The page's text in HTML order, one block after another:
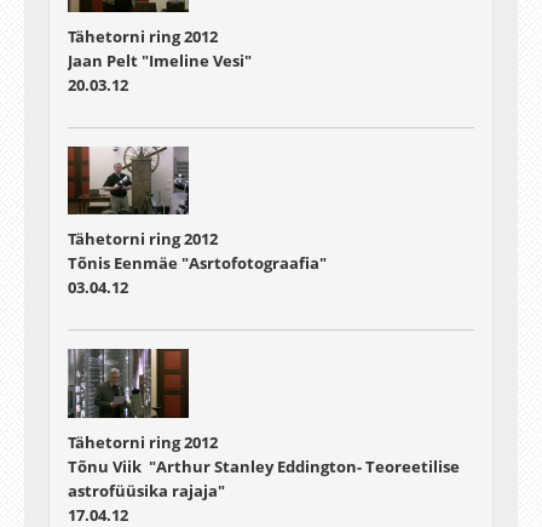
Tähetorni ring 2012
Jaan Pelt "Imeline Vesi"
20.03.12
Tähetorni ring 2012
Tõnis Eenmäe "Asrtofotograafia"
03.04.12
Tähetorni ring 2012
Tõnu Viik "Arthur Stanley Eddington- Teoreetilise
astrofüüsika rajaja"
17.04.12